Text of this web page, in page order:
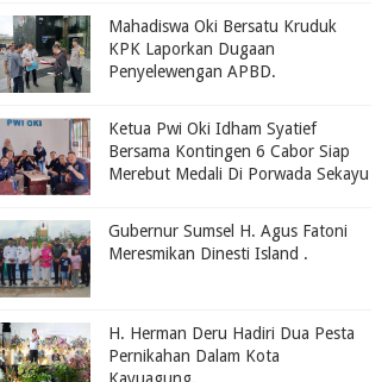
Mahadiswa Oki Bersatu Kruduk
KPK Laporkan Dugaan
Penyelewengan APBD.
Ketua Pwi Oki Idham Syatief
Bersama Kontingen 6 Cabor Siap
Merebut Medali Di Porwada Sekayu
Gubernur Sumsel H. Agus Fatoni
Meresmikan Dinesti Island .
H. Herman Deru Hadiri Dua Pesta
Pernikahan Dalam Kota
Kayuagung.